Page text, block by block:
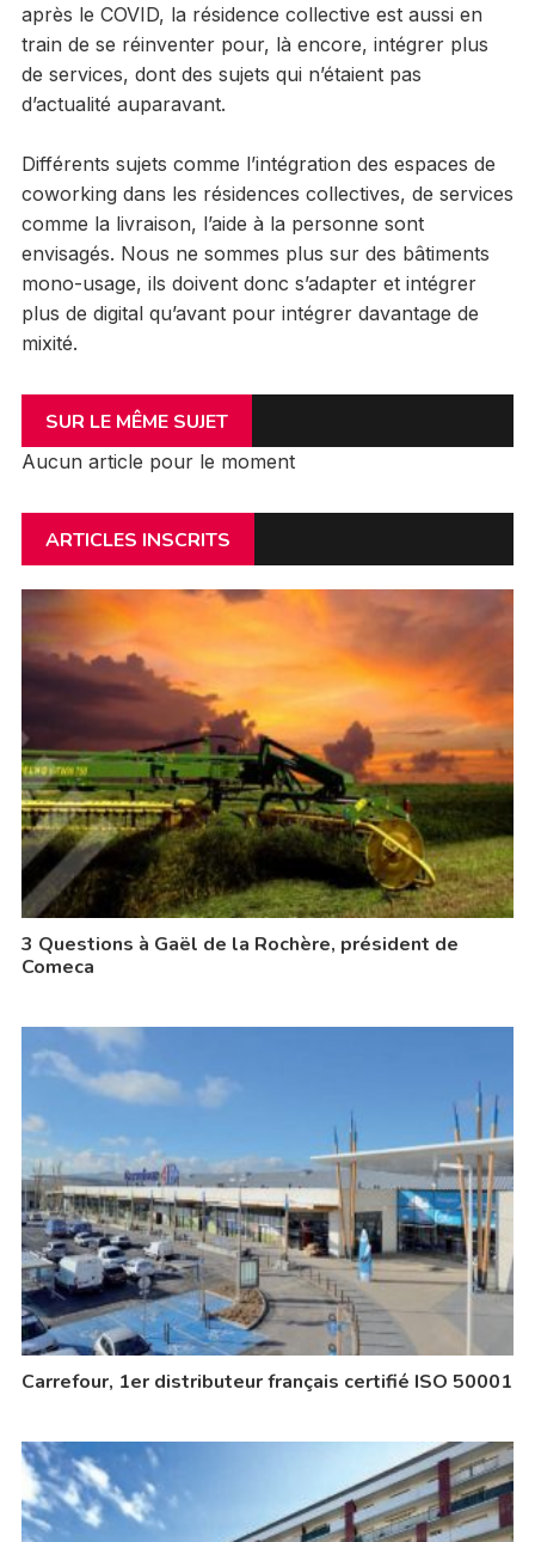
après le COVID, la résidence collective est aussi en
train de se réinventer pour, là encore, intégrer plus
de services, dont des sujets qui n’étaient pas
d’actualité auparavant.
Différents sujets comme l’intégration des espaces de
coworking dans les résidences collectives, de services
comme la livraison, l’aide à la personne sont
envisagés. Nous ne sommes plus sur des bâtiments
mono-usage, ils doivent donc s’adapter et intégrer
plus de digital qu’avant pour intégrer davantage de
mixité.
SUR LE MÊME SUJET
Aucun article pour le moment
ARTICLES INSCRITS
3 Questions à Gaël de la Rochère, président de
Comeca
Carrefour, 1er distributeur français certifié ISO 50001